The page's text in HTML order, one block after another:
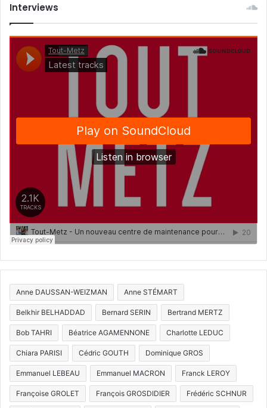
Interviews
Anne DAUSSAN-WEIZMAN Anne STÉMART
Belkhir BELHADDAD Bernard SERIN Bertrand MERTZ
Bob TAHRI Béatrice AGAMENNONE Charlotte LEDUC
Chiara PARISI Cédric GOUTH Dominique GROS
Emmanuel LEBEAU Emmanuel MACRON Franck LEROY
Françoise GROLET François GROSDIDIER Frédéric SCHNUR